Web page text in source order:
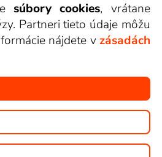
súbory cookies, vrátane
Partneri tieto údaje môžu
nájdete v zásadách